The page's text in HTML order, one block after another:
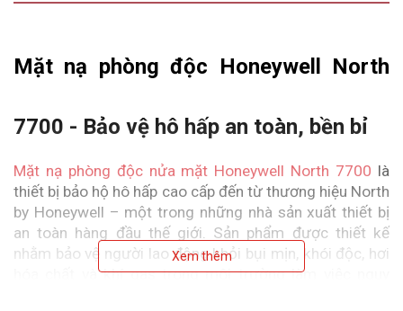
Mặt nạ phòng độc Honeywell North
7700 - Bảo vệ hô hấp an toàn, bền bỉ
Mặt nạ phòng độc nửa mặt Honeywell North 7700 là
thiết bị bảo hộ hô hấp cao cấp đến từ thương hiệu North
by Honeywell – một trong những nhà sản xuất thiết bị
an toàn hàng đầu thế giới. Sản phẩm được thiết kế
nhằm bảo vệ người lao động khỏi bụi mịn, khói độc, hơi
hóa chất và khí gas trong môi trường làm việc nguy
Xem thêm